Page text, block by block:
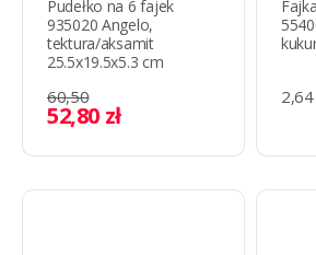
Pudełko na 6 fajek
935020 Angelo,
tektura/aksamit
25.5x19.5x5.3 cm
60,50
52,80 zł
2,64